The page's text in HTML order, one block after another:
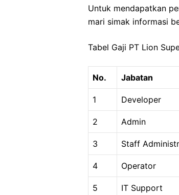
Untuk mendapatkan
mari simak informasi
Tabel Gaji PT Lion
No. Jabatan
1 Developer
2 Admin
3 Staff
4 Operator
5 IT Support